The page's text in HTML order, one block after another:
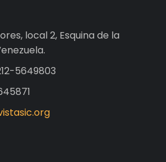
local 2, Esquina de la
5649803